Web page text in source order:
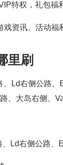
特权，礼包福
资讯、活动福
里刷
Ld右侧公路
、大岛右侧、
Ld右侧公路、